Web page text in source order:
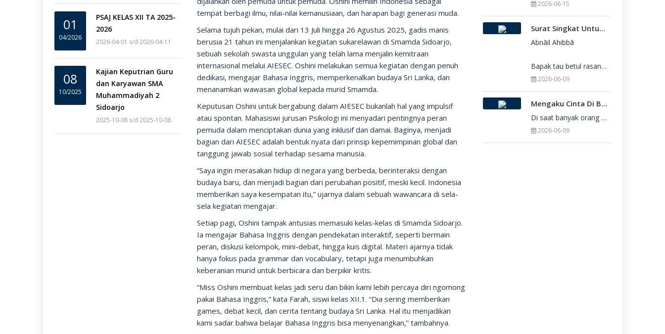
01
04/2026
PSAJ KELAS XII TA 2025-
2026
2026-04-01 s/d 2026-04-11
08
10/2025
Kajian Keputrian Guru
dan Karyawan SMA
Muhammadiyah 2
Sidoarjo
2025-10-08 s/d 2025-10-08
tempat berbagi ilmu, nilai-nilai kemanusiaan, dan harapan bagi generasi muda.
Selama tujuh pekan, mulai dari 13 Juli hingga 26 Agustus 2025, gadis manis
berusia 21 tahun ini menjalankan kegiatan sukarelawan di Smamda Sidoarjo,
sebuah sekolah swasta unggulan yang telah lama menjalin kemitraan
internasional melalui AIESEC. Oshini melakukan semua kegiatan dengan penuh
dedikasi, mengajar Bahasa Inggris, memperkenalkan budaya Sri Lanka, dan
menanamkan wawasan global kepada murid Smamda.
Keputusan Oshini untuk bergabung dalam AIESEC bukanlah hal yang impulsif
atau spontan. Mahasiswi jurusan Psikologi ini menyadari pentingnya peran
pemuda dalam menciptakan dunia yang inklusif dan damai. Baginya, menjadi
bagian dari AIESEC adalah bentuk nyata dari prinsip kepemimpinan global dan
tanggung jawab sosial terhadap sesama manusia.
“Saya ingin merasakan hidup di negara yang berbeda, berinteraksi dengan
budaya baru, dan menjadi bagian dari perubahan positif, meski kecil. Indonesia
memberikan saya kesempatan itu,” ujarnya dalam sebuah wawancara di sela-
sela kegiatan mengajar.
Setiap pagi, Oshini tampak antusias memasuki kelas-kelas di Smamda Sidoarjo.
Ia mengajar Bahasa Inggris dengan pendekatan interaktif, seperti bermain
peran, diskusi kelompok, mini-debat, hingga kuis digital. Materi ajarnya tidak
hanya fokus pada grammar dan vocabulary, tetapi juga menumbuhkan
keberanian murid untuk berbicara dan berpikir kritis.
“Miss Oshini membuat kelas jadi seru dan bikin kami lebih percaya diri ngomong
pakai Bahasa Inggris,” kata Farah, siswi kelas XII.1. “Dia sering memberikan
games, debat kecil, dan cerita tentang budaya Sri Lanka. Hal itu menjadikan
kami sadar bahwa belajar Bahasa Inggris bisa menyenangkan,” tambahnya.
2026-06-15
Surat Singkat Untukmu Yang Belum Juga Diterima Di Perguruan Tinggi
Abnāil Ahibbā
Bapak tau betul rasanya berat sekali ketika dirimu belum juga diterima di Perguru
2026-06-09
Mengaku Cinta Di Balik Keterbatasan: Seni Menerima Diri Di Hadapan Ilahi
Di saat banyak orang yang serba menuntut kesempurnaan, kita sering kali terjebak dalam rasa bersalah
2026-06-09